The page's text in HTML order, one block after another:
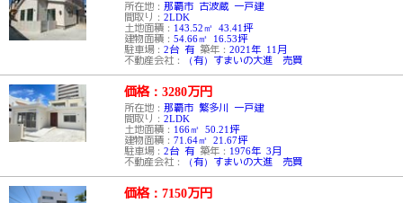
所在地：那覇市 古波蔵 一戸建
間取り：2LDK
土地面積： 143.52㎡ 43.41坪
建物面積：54.66㎡ 16.53坪
駐車場：2台 有 築年：2021年 11月
不動産会社：
（有）すまいの大進 売買
価格：3280万円
所在地：那覇市 繁多川 一戸建
間取り：2LDK
土地面積： 166㎡ 50.21坪
建物面積：71.64㎡ 21.67坪
駐車場：2台 有 築年： 1976年 3月
不動産会社：
（有）すまいの大進 売買
価格：7150万円